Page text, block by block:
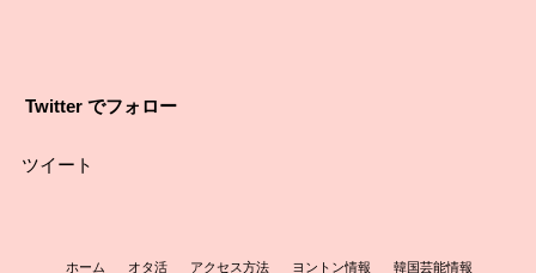
Twitter でフォロー
ツイート
ホーム オタ活 アクセス方法 ヨントン情報 韓国芸能情報